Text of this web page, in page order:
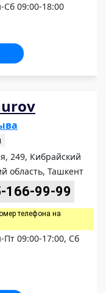
Сб 09:00-18:00
249, Кибрайский
область, Ташкент
166-99-99
телефона на
Пт 09:00-17:00, Сб